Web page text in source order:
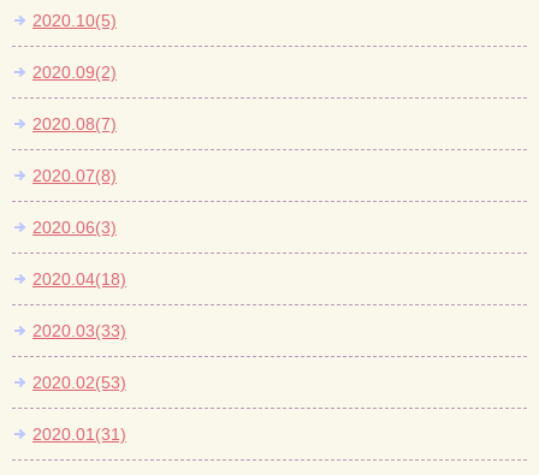
2020.10(5)
2020.09(2)
2020.08(7)
2020.07(8)
2020.06(3)
2020.04(18)
2020.03(33)
2020.02(53)
2020.01(31)